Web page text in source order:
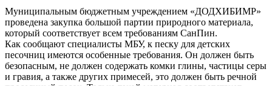
Муниципальным бюджетным учреждением «ДОДХИБИМР»
проведена закупка большой партии природного материала,
который соответствует всем требованиям СанПин.
Как сообщают специалисты МБУ, к песку для детских
песочниц имеются особенные требования. Он должен быть
безопасным, не должен содержать комки глины, частицы серы
и гравия, а также других примесей, это должен быть речной